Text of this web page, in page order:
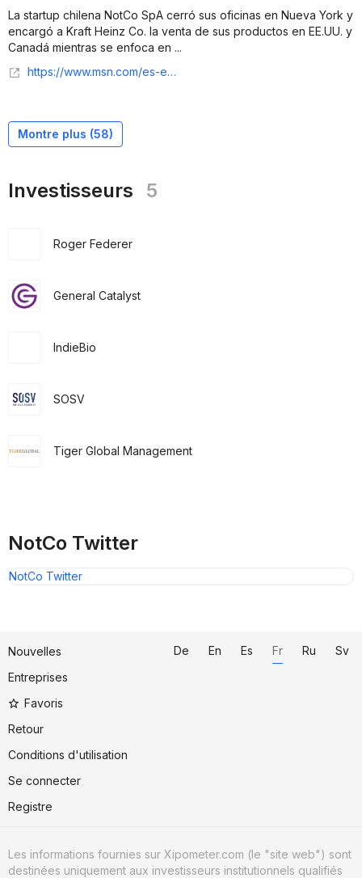
La startup chilena NotCo SpA cerró sus oficinas en Nueva York y
encargó a Kraft Heinz Co. la venta de sus productos en EE.UU. y
Canadá mientras se enfoca en ...
https://www.msn.com/es-es/dinero/noticias/chilena-notco-deja-su-operaci%C3%B3n-en-norteam%C3%A9rica-en-manos-de-kraft-heinz/ar-AA1yoY7N
Montre plus (58)
Investisseurs 5
Roger Federer
General Catalyst
IndieBio
SOSV
Tiger Global Management
NotCo Twitter
NotCo Twitter
Nouvelles
Entreprises
Favoris
Retour
Conditions d'utilisation
Se connecter
Registre
De En Es Fr Ru Sv
Les informations fournies sur Xipometer.com (le "site web") sont
destinées uniquement aux investisseurs institutionnels qualifiés